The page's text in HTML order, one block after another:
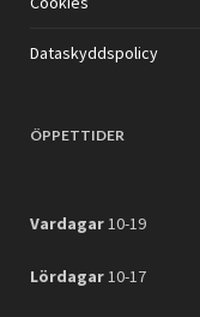
Dataskyddspolicy
ÖPPETTIDER
Vardagar10-19
Lördagar10-17